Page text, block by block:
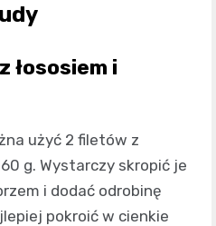
łososiem i
użyć 2 filetów z
g. Wystarczy skropić je
i dodać odrobinę
pokroić w cienkie